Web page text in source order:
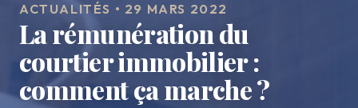
ACTUALITÉS • 29 MARS 2022
La rémunération du
courtier immobilier :
comment ça marche ?